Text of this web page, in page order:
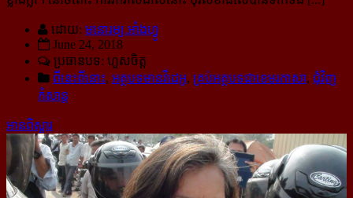
ដោយ: មនោរម្យ.អាំងហ្វូ
June 24, 2018
ប្រធានបទ: ហួសចិត្ត
ពីនេះពីនោះ, អត្ថបទមានវីដេអូ, គ្រប់អត្ថបទជាខេមរភាសា, ជុំវិញ
កំសាន្ដ
អានពិស្ដារ